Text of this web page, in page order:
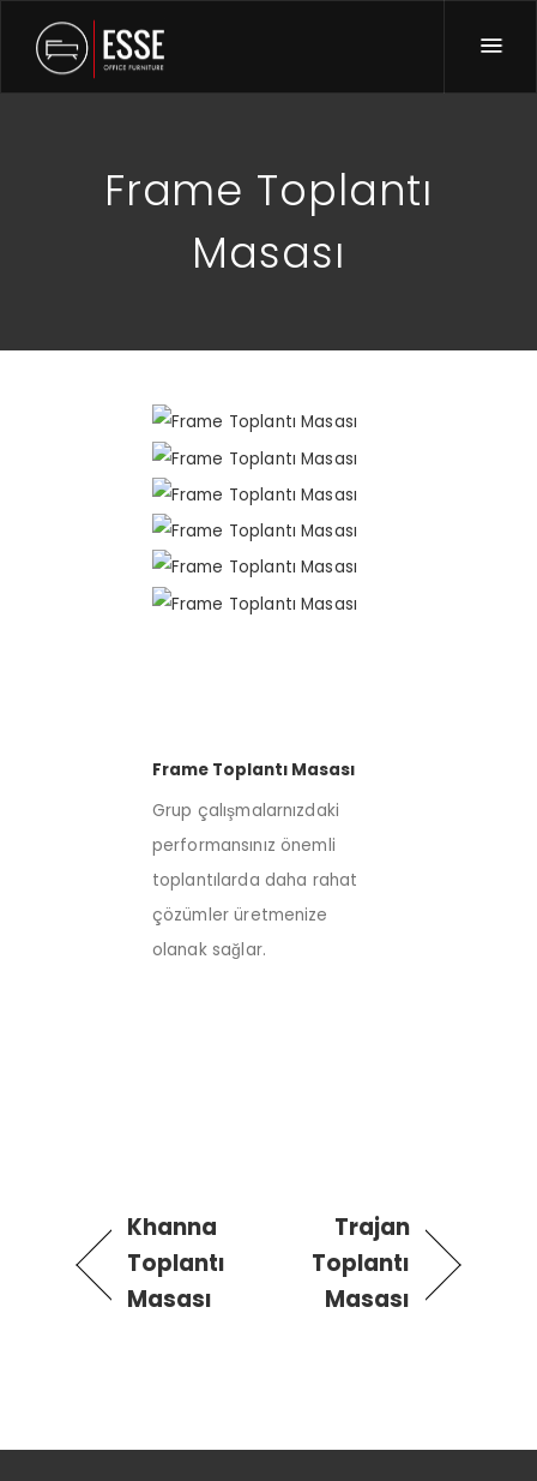
Frame Toplantı
Masası
Frame Toplantı Masası
Grup çalışmalarnızdaki
performansınız önemli
toplantılarda daha rahat
çözümler üretmenize
olanak sağlar.
Khanna
Toplantı
Masası
Trajan
Toplantı
Masası